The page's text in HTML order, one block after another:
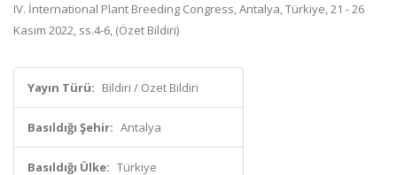
IV. İnternational Plant Breeding Congress, Antalya, Türkiye, 21 - 26
Kasım 2022, ss.4-6, (Özet Bildiri)
Yayın Türü: Bildiri / Özet Bildiri
Basıldığı Şehir: Antalya
Basıldığı Ülke: Türkiye